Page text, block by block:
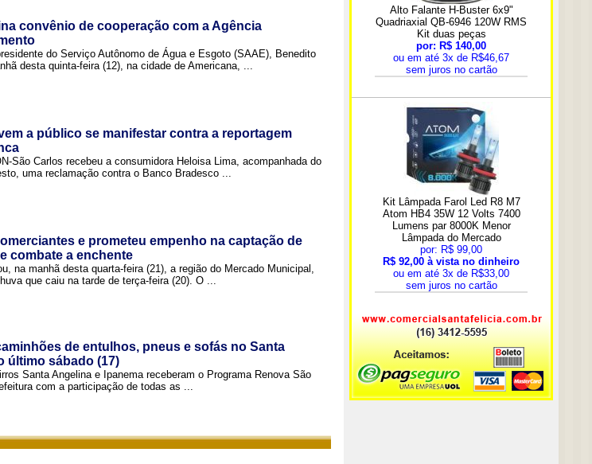
convênio de cooperação com a Agência
do Serviço Autônomo de Água e Esgoto (SAAE), Benedito
desta quinta-feira (12), na cidade de Americana, ...
a público se manifestar contra a reportagem
São Carlos recebeu a consumidora Heloisa Lima, acompanhada do
uma reclamação contra o Banco Bradesco ...
e prometeu empenho na captação de
combate a enchente
na manhã desta quarta-feira (21), a região do Mercado Municipal,
que caiu na tarde de terça-feira (20). O ...
de entulhos, pneus e sofás no Santa
último sábado (17)
Santa Angelina e Ipanema receberam o Programa Renova São
com a participação de todas as ...